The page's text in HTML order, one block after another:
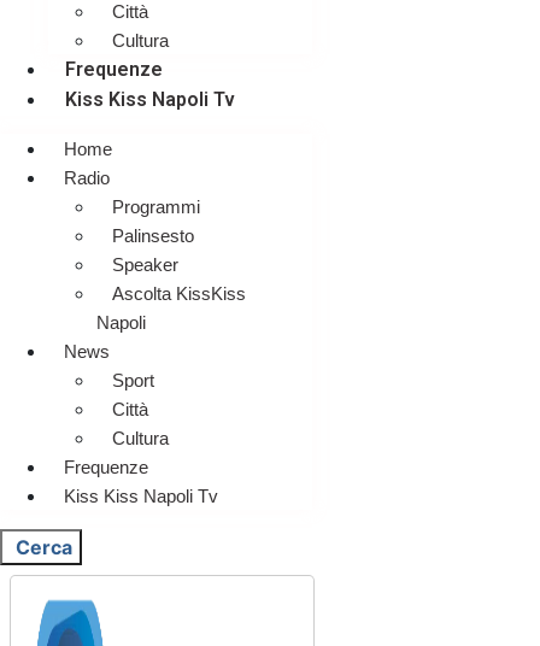
Città
Cultura
Frequenze
Kiss Kiss Napoli Tv
Home
Radio
Programmi
Palinsesto
Speaker
Ascolta KissKiss
Napoli
News
Sport
Città
Cultura
Frequenze
Kiss Kiss Napoli Tv
Cerca